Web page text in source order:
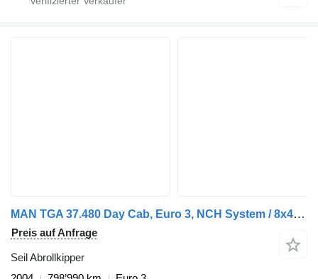
MAN TGA 37.480 Day Cab, Euro 3, NCH System / 8x4 / Full steel / TOP
Preis auf Anfrage
Seil Abrollkipper